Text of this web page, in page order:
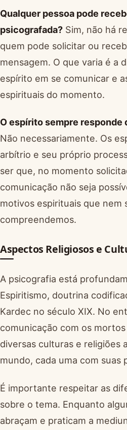
Qualquer pessoa pode
psicografada? Sim, não há
quem pode solicitar ou
mensagem. O que varia é a
espírito em se comunicar e
espirituais do momento.
O espírito sempre responde
Não necessariamente. Os
arbítrio e seu próprio
ser que, no momento
comunicação não seja
motivos espirituais que nem
compreendemos.
Aspectos Religiosos e
A psicografia está
Espiritismo, doutrina
Kardec no século XIX. No
comunicação com os
diversas culturas e religiões
mundo, cada uma com suas
É importante respeitar as
sobre o tema. Enquanto
abraçam e praticam a